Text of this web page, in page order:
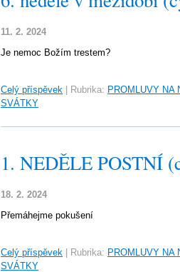
11. 2. 2024
Je nemoc Božím trestem?
Celý příspěvek Rubrika: PROMLUVY NA
SVÁTKY
1. NEDĚLE POSTNÍ
18. 2. 2024
Přemáhejme pokušení
Celý příspěvek Rubrika: PROMLUVY NA
SVÁTKY